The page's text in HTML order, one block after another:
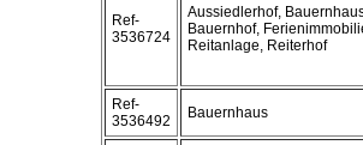
Ref-
3536724
Aussiedlerhof,
Bauernhof,
Reitanlage, Reiterhof
Ref-
3536492
Bauernhaus